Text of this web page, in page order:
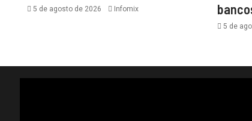
5 de agosto de 2026 Infomix
5 de